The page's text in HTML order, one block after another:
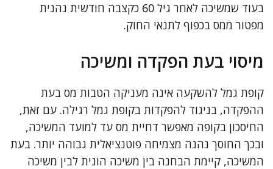
בעוד שמשיכה לאחר גיל 60 כקצבה חודשית נהנית
מפטור ממס בכפוף לתנאי החוק.
מיסוי בעת הפקדה ומשיכה
קופת גמל להשקעה אינה מעניקה הטבות מס בעת
ההפקדה, בניגוד להפקדות בקופת גמל רגילה. עם זאת,
החיסכון בקופה מאפשר דחיית מס עד למועד המשיכה,
ובכך החוסך נהנה מצמיחה פוטנציאלית גבוהה יותר. בעת
המשיכה, קיימת הבחנה בין משיכה הונית לבין משיכה